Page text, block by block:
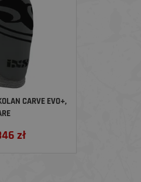
CARVE EVO+,
zł